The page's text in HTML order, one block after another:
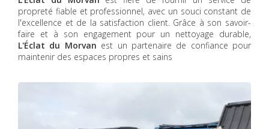
propreté fiable et professionnel, avec un souci constant de
l'excellence et de la satisfaction client. Grâce à son savoir-
faire et à son engagement pour un nettoyage durable,
L'Éclat du Morvan est un partenaire de confiance pour
maintenir des espaces propres et sains